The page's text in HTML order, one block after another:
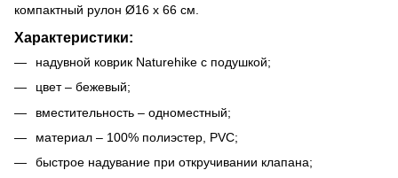
компактный рулон Ø16 х 66 см.
Характеристики:
надувной коврик Naturehike с подушкой;
цвет – бежевый;
вместительность – одноместный;
материал – 100% полиэстер, PVC;
быстрое надувание при откручивании клапана;